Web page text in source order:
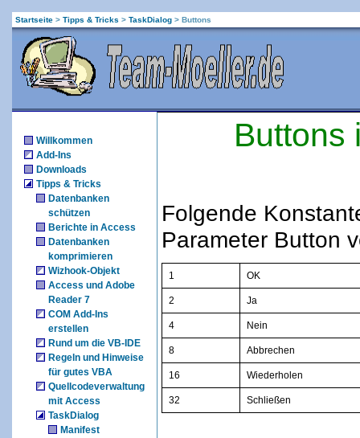
Startseite > Tipps & Tricks > TaskDialog > Buttons
Willkommen
Add-Ins
Downloads
Tipps & Tricks
Datenbanken
schützen
Berichte in Access
Datenbanken
komprimieren
Wizhook-Objekt
Access und Adobe
Reader 7
COM Add-Ins
erstellen
Rund um die VB-IDE
Regeln und Hinweise
für gutes VBA
Quellcodeverwaltung
mit Access
TaskDialog
Manifest
Buttons
Folgende
Parameter Button
1 OK
2 Ja
4 Nein
8 Abbrechen
16 Wiederholen
32 Schließen